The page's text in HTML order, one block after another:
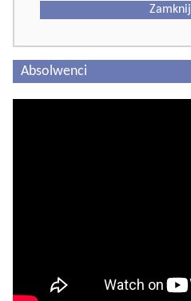
Zamknij
Absolwenci